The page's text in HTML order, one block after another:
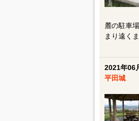
麓の駐車
まり遠く
2021年06
平田城